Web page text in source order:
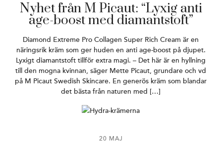
Nyhet från M Picaut: “Lyxig anti
age-boost med diamantstoft”
Diamond Extreme Pro Collagen Super Rich Cream är en
näringsrik kräm som ger huden en anti age-boost på djupet.
Lyxigt diamantstoft tillför extra magi. – Det här är en hyllning
till den mogna kvinnan, säger Mette Picaut, grundare och vd
på M Picaut Swedish Skincare. En generös kräm som blandar
det bästa från naturen med […]
20 MAJ